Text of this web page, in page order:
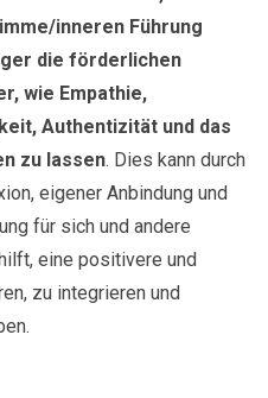
inneren Führung
die förderlichen
wie Empathie,
Authentizität und das
zu lassen. Dies kann durch
eigener Anbindung und
für sich und andere
eine positivere und
zu integrieren und